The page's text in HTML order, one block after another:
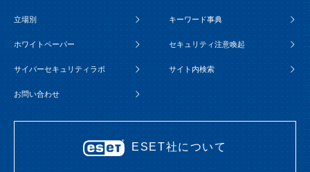
立場別 キーワード事典
ホワイトペーパー セキュリティ注意喚起
サイバーセキュリティラボ サイト内検索
お問い合わせ
ESET社について